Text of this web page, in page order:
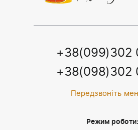
+38(099)302
+38(098)302
Передзвоніть
Режим роботи: